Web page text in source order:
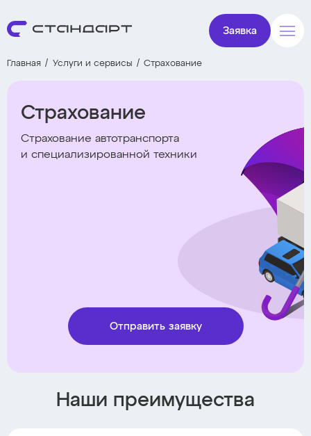
Заявка
Главная Услуги и сервисы Страхование
Страхование
Страхование автотранспорта
и специализированной техники
Отправить заявку
Наши преимущества